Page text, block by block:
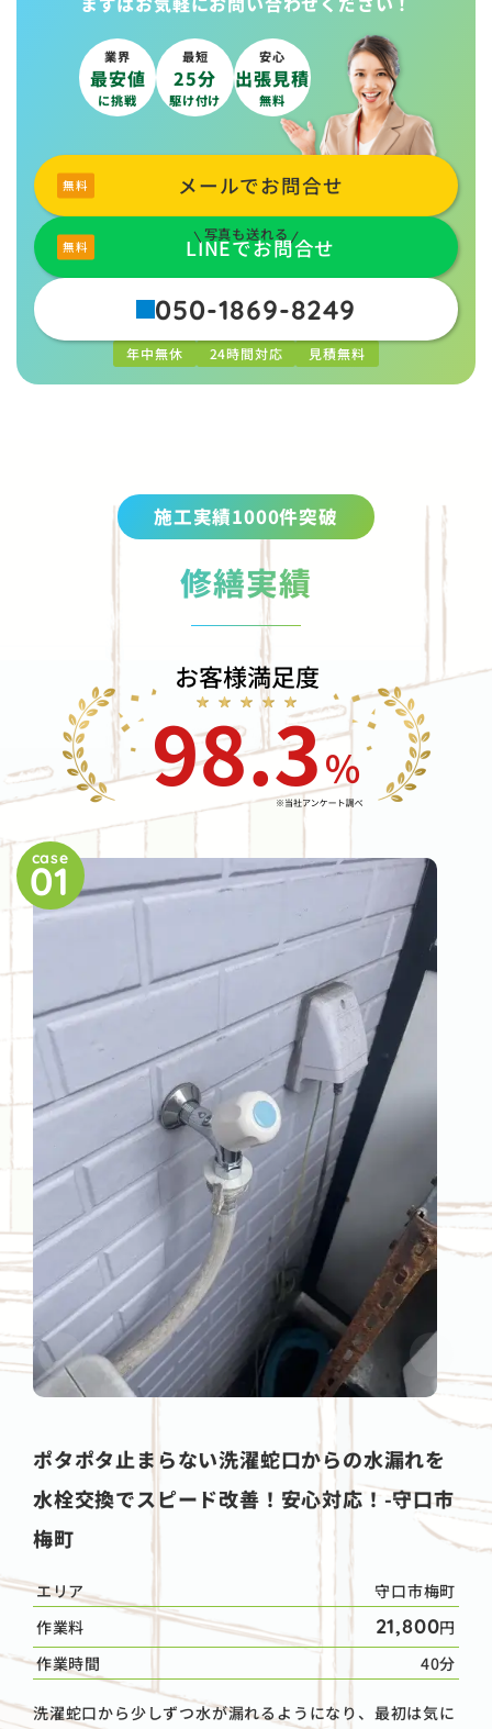
業界
最安値
に挑戦
最短
25分
駆け付け
安心
出張見積
無料
メールでお問合せ
写真も送れる
LINEでお問合せ
050-1869-8249
年中無休 24時間対応 見積無料
施工実績1000件突破
修繕実績
case
01
ポタポタ止まらない洗濯蛇口からの水漏れを
水栓交換でスピード改善！安心対応！-守口市
梅町
エリア
守口市梅町
作業料
21,800円
作業時間
40分
洗濯蛇口から少しずつ水が漏れるようになり、最初は気に